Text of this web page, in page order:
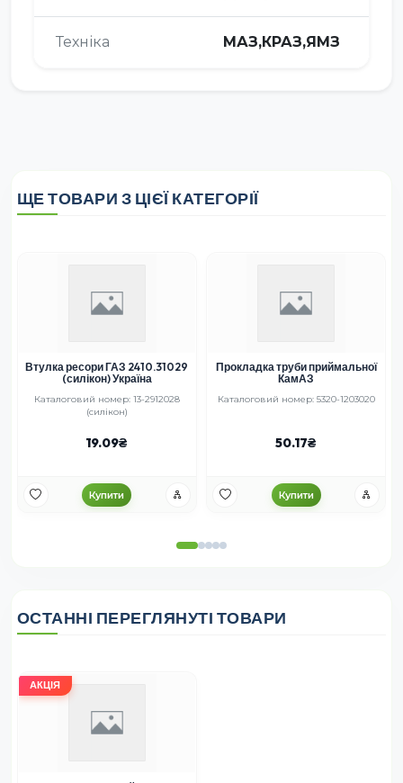
Техніка МАЗ,КРАЗ,ЯМЗ
ЩЕ ТОВАРИ З ЦІЄЇ КАТЕГОРІЇ
Втулка ресори ГАЗ 2410.31029
(силікон) Україна
Каталоговий номер: 13-2912028
(силікон)
19.09
Купити
Прокладка труби приймальної
КамАЗ
Каталоговий номер: 5320-1203020
50.17
Купити
ОСТАННІ ПЕРЕГЛЯНУТІ ТОВАРИ
АКЦІЯ